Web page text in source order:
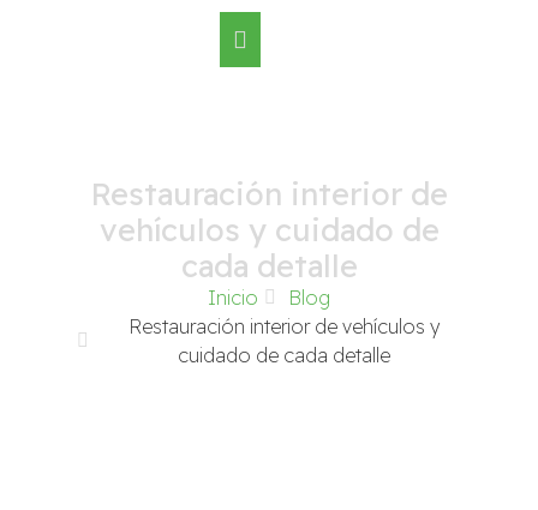
Restauración interior de
vehículos y cuidado de
cada detalle
Inicio
Blog
Restauración interior de vehículos y
cuidado de cada detalle